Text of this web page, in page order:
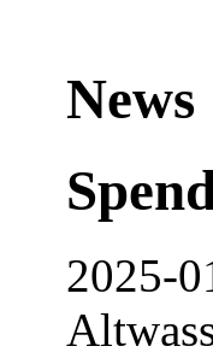
News
2025-